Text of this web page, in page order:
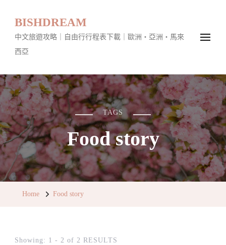
BISHDREAM
中文旅遊攻略｜自由行行程表下載｜歐洲・亞洲・馬來
西亞
TAGS
Food story
Home Food story
Showing: 1 - 2 of 2 RESULTS